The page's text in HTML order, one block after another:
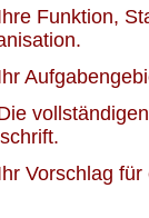
Funktion,
Vorschlag für